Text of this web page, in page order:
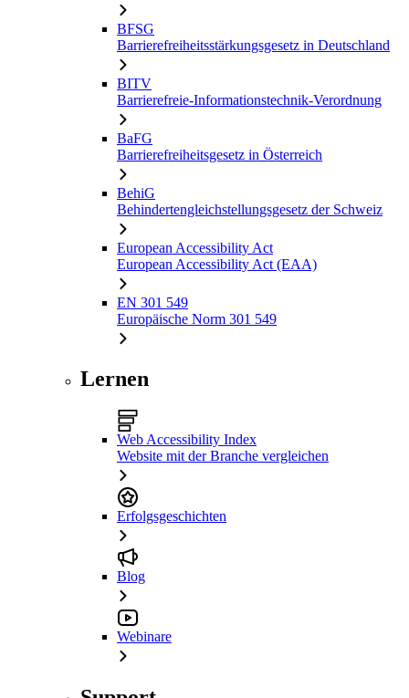
BFSG
Barrierefreiheitsstärkungsgesetz in Deutschland
BITV
Barrierefreie-Informationstechnik-Verordnung
BaFG
Barrierefreiheitsgesetz in Österreich
BehiG
Behindertengleichstellungsgesetz der Schweiz
European Accessibility Act
European Accessibility Act (EAA)
EN 301 549
Europäische Norm 301 549
Lernen
Web Accessibility Index
Website mit der Branche vergleichen
Erfolgsgeschichten
Blog
Webinare